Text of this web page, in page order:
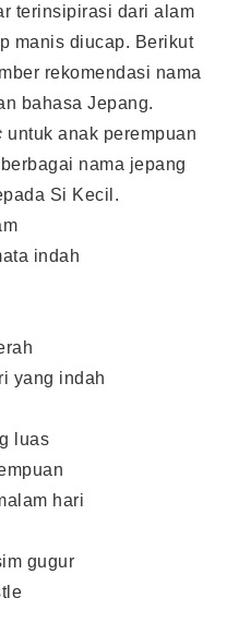
terinsipirasi dari alam
manis diucap. Berikut
rekomendasi nama
bahasa Jepang.
untuk anak perempuan
nama jepang
Si Kecil.
indah
yang indah
luas
hari
gugur